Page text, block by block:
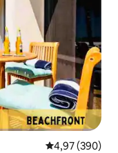
Средна
4,97 (390)